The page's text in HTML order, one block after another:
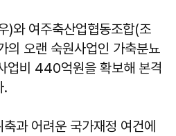
)와 여주축산업협동조합(조
의 오랜 숙원사업인 가축분뇨
업비 440억원을 확보해 본격
.
과 어려운 국가재정 여건에